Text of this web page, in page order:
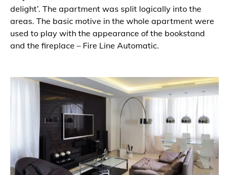
delight’. The apartment was split logically into the
areas. The basic motive in the whole apartment were
used to play with the appearance of the bookstand
and the fireplace – Fire Line Automatic.